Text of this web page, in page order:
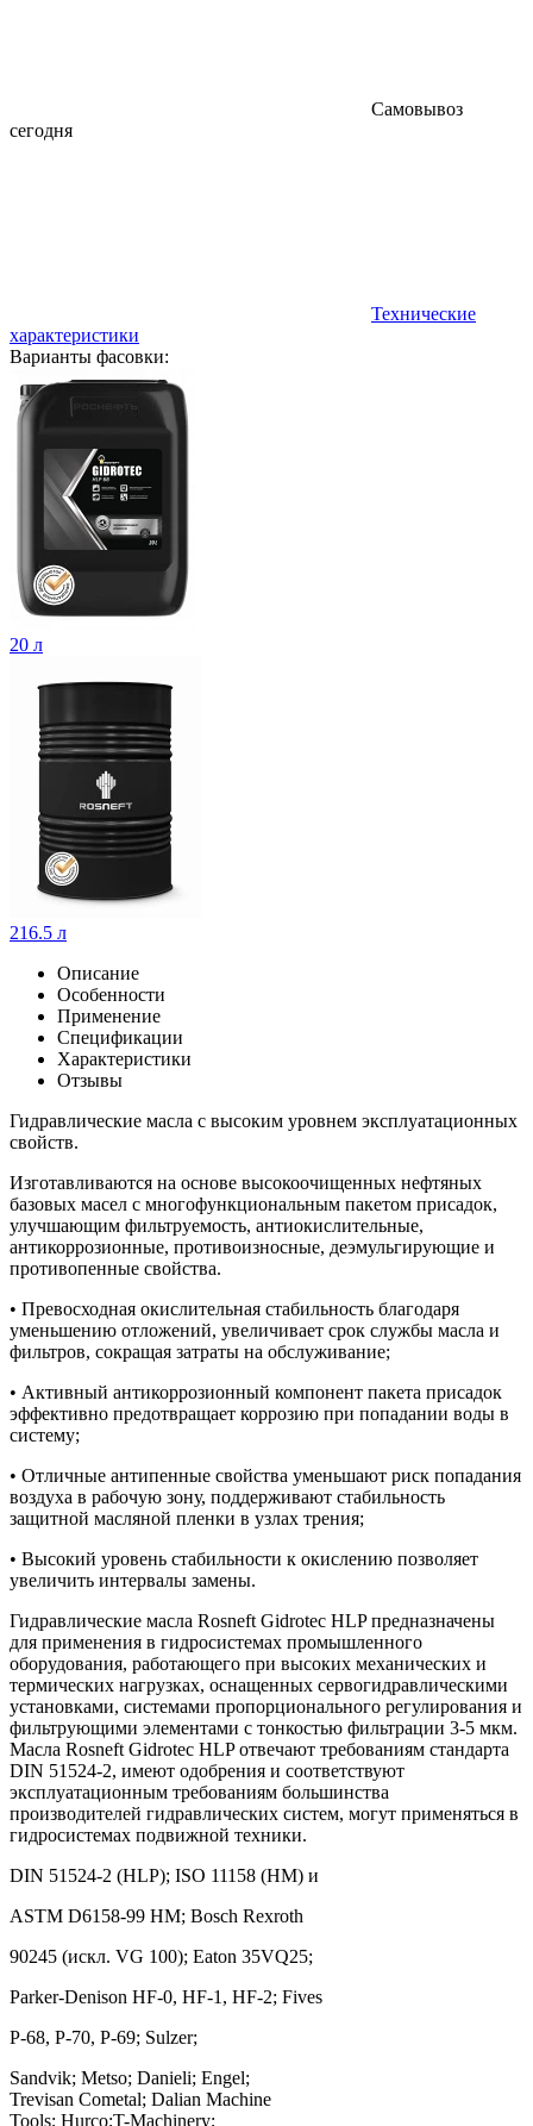
Самовывоз
сегодня
Технические
характеристики
Варианты фасовки:
20 л
216.5 л
Описание
Особенности
Применение
Спецификации
Характеристики
Отзывы
Гидравлические масла c высоким уровнем эксплуатационных
свойств.
Изготавливаются на основе высокоочищенных нефтяных
базовых масел с многофункциональным пакетом присадок,
улучшающим фильтруемость, антиокислительные,
антикоррозионные, противоизносные, деэмульгирующие и
противопенные свойства.
• Превосходная окислительная стабильность благодаря
уменьшению отложений, увеличивает срок службы масла и
фильтров, сокращая затраты на обслуживание;
• Активный антикоррозионный компонент пакета присадок
эффективно предотвращает коррозию при попадании воды в
систему;
• Отличные антипенные свойства уменьшают риск попадания
воздуха в рабочую зону, поддерживают стабильность
защитной масляной пленки в узлах трения;
• Высокий уровень стабильности к окислению позволяет
увеличить интервалы замены.
Гидравлические масла Rosneft Gidrotec HLP предназначены
для применения в гидросистемах промышленного
оборудования, работающего при высоких механических и
термических нагрузках, оснащенных сервогидравлическими
установками, системами пропорционального регулирования и
фильтрующими элементами с тонкостью фильтрации 3-5 мкм.
Масла Rosneft Gidrotec HLP отвечают требованиям стандарта
DIN 51524-2, имеют одобрения и соответствуют
эксплуатационным требованиям большинства
производителей гидравлических систем, могут применяться в
гидросистемах подвижной техники.
DIN 51524-2 (HLP); ISO 11158 (HM) и
ASTM D6158-99 HM; Bosch Rexroth
90245 (искл. VG 100); Eaton 35VQ25;
Parker-Denison HF-0, HF-1, HF-2; Fives
P-68, P-70, P-69; Sulzer;
Sandvik; Metso; Danieli; Engel;
Trevisan Cometal; Dalian Machine
Tools; Hurco;T-Machinery;